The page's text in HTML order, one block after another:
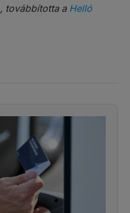
, továbbította a Helló